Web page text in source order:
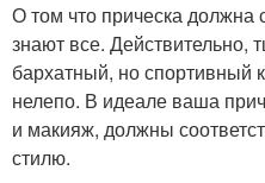
О том что прическа должна
знают все. Действительно,
бархатный, но спортивный
нелепо. В идеале ваша
и макияж, должны
стилю.